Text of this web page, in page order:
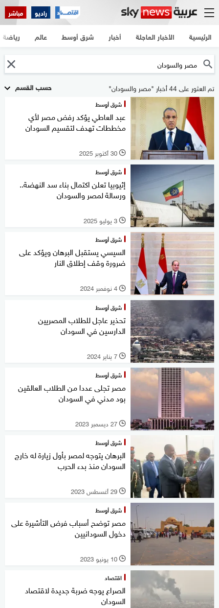
راديو مباشر
الرئيسية الأخبار العاجلة أخبار شرق أوسط عالم رياضة
حسب القسم تم العثور على 44 أخبار "مصر والسودان"
شرق أوسط
عبد العاطي يؤكد رفض مصر لأي
مخططات تهدف لتقسيم السودان
l 30 أكتوبر 2025
شرق أوسط
إثيوبيا تعلن اكتمال بناء سد النهضة..
ورسالة لمصر والسودان
l 3 يوليو 2025
شرق أوسط
السيسي يستقبل البرهان ويؤكد على
ضرورة وقف إطلاق النار
l 4 نوفمبر 2024
شرق أوسط
تحذير عاجل للطلاب المصريين
الدارسين في السودان
l 7 يناير 2024
شرق أوسط
مصر تجلى عددا من الطلاب العالقين
بود مدني في السودان
l 27 ديسمبر 2023
شرق أوسط
البرهان يتوجه لمصر بأول زيارة له خارج
السودان منذ بدء الحرب
l 29 أغسطس 2023
شرق أوسط
مصر توضح أسباب فرض التأشيرة على
دخول السودانيين
l 10 يونيو 2023
اقتصاد
الصراع يوجه ضربة جديدة لاقتصاد
السودان